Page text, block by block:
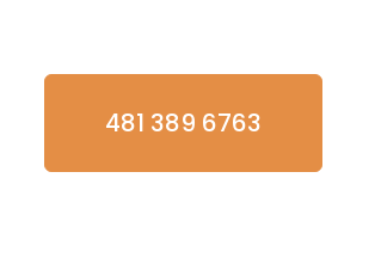
481 389 6763